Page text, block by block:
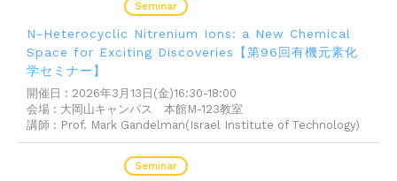
N-Heterocyclic Nitrenium Ions: a New Chemical
Space for Exciting Discoveries【第96回有機元素化
学セミナー】
開催日 : 2026年3月13日(金)16:30-18:00
会場 : 大岡山キャンパス 本館M-123教室
講師 : Prof. Mark Gandelman(Israel Institute of Technology)
Seminar
Seminar